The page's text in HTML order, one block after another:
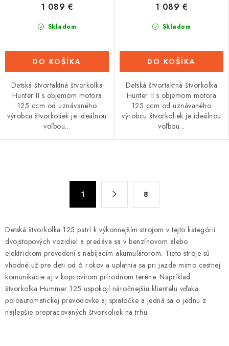
Skladom
1 089 €
DO KOŠÍKA
Detská štvortaktná štvorkolka
Hunter II s objemom motora
125 ccm od uznávaného
výrobcu štvorkoliek je ideálnou
voľbou...
Skladom
1 089 €
DO KOŠÍKA
Detská štvortaktná štvorkolka
Hunter II s objemom motora
125 ccm od uznávaného
výrobcu štvorkoliek je ideálnou
voľbou...
d
a
c
i
e
p
r
v
n
k
o
v
a
n
i
1 8
Detská štvorkolka 125 patrí k výkonnejším strojom v tejto kategórii
dvojstopových vozidiel a predáva sa v benzínovom alebo
elektrickom prevedení s nabíjacím akumulátorom. Tieto stroje sú
vhodné už pre deti od 6 rokov a uplatnia sa pri jazde mimo cestnej
komunikácie aj v kopcovitom prírodnom teréne. Napríklad
štvorkolka Hummer 125 uspokojí náročnejšiu klientelu vďaka
poloautomatickej prevodovke aj spiatočke a jedná sa o jednu z
najlepšie prepracovaných štvorkoliek na trhu.